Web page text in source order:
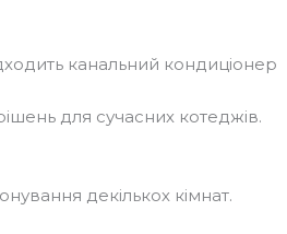
канальний кондиціонер
для сучасних котеджів.
декількох кімнат.